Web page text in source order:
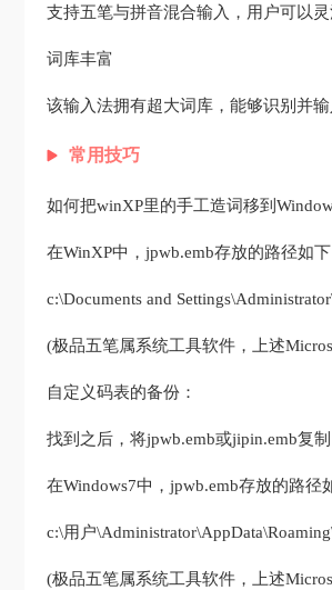
支持五笔与拼音混合输入，用户可以
词库丰富
该输入法拥有超大词库，能够识别并
常用技巧
如何把winXP里的手工造词移到
在WinXP中，jpwb.emb存放的路径如下
c:\Documents and
(极品五笔属系统工具软件，上述
自定义码表的备份：
找到之后，将jpwb.emb或jipin.emb复
在Windows7中，jpwb.emb存放的路径
c:\用户
(极品五笔属系统工具软件，上述